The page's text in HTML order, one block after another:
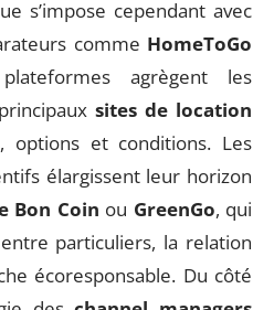
s’impose cependant avec
comme HomeToGo
agrègent les
sites de location
options et conditions. Les
élargissent leur horizon
Bon Coin ou GreenGo, qui
particuliers, la relation
écoresponsable. Du côté